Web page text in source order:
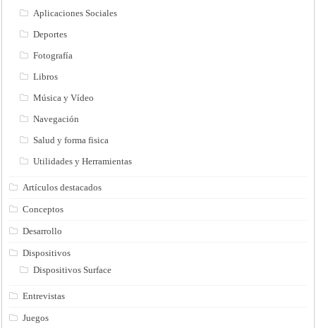
Aplicaciones Sociales
Deportes
Fotografía
Libros
Música y Vídeo
Navegación
Salud y forma fisica
Utilidades y Herramientas
Artículos destacados
Conceptos
Desarrollo
Dispositivos
Dispositivos Surface
Entrevistas
Juegos